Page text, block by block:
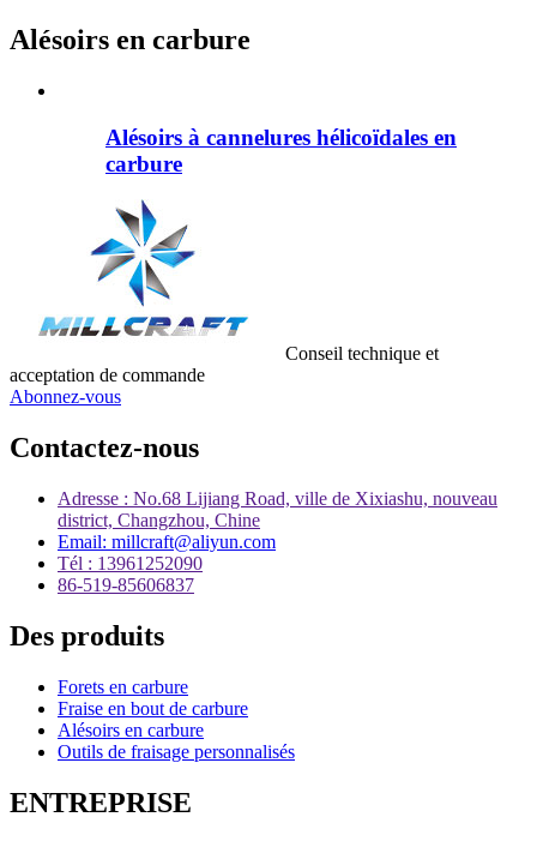
Alésoirs en carbure
Alésoirs à cannelures hélicoïdales en
carbure
Conseil technique et
acceptation de commande
Abonnez-vous
Contactez-nous
Adresse : No.68 Lijiang Road, ville de Xixiashu, nouveau
district, Changzhou, Chine
Email: millcraft@aliyun.com
Tél : 13961252090
86-519-85606837
Des produits
Forets en carbure
Fraise en bout de carbure
Alésoirs en carbure
Outils de fraisage personnalisés
ENTREPRISE